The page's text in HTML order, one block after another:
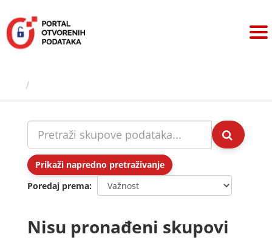
sadržaj
Prikaži napredno pretraživanje
Poredaj prema
Nisu pronađeni skupovi